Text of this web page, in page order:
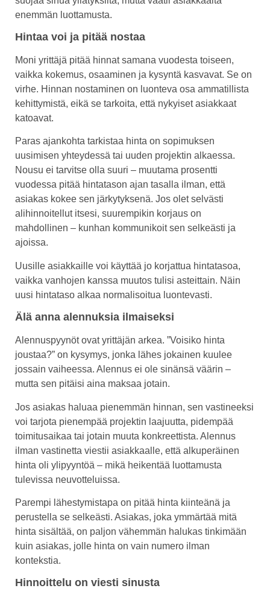
enemmän luottamusta.
Hintaa voi ja pitää nostaa
Moni yrittäjä pitää hinnat samana vuodesta toiseen,
vaikka kokemus, osaaminen ja kysyntä kasvavat. Se on
virhe. Hinnan nostaminen on luonteva osa ammatillista
kehittymistä, eikä se tarkoita, että nykyiset asiakkaat
katoavat.
Paras ajankohta tarkistaa hinta on sopimuksen
uusimisen yhteydessä tai uuden projektin alkaessa.
Nousu ei tarvitse olla suuri – muutama prosentti
vuodessa pitää hintatason ajan tasalla ilman, että
asiakas kokee sen järkytyksenä. Jos olet selvästi
alihinnoitellut itsesi, suurempikin korjaus on
mahdollinen – kunhan kommunikoit sen selkeästi ja
ajoissa.
Uusille asiakkaille voi käyttää jo korjattua hintatasoa,
vaikka vanhojen kanssa muutos tulisi asteittain. Näin
uusi hintataso alkaa normalisoitua luontevasti.
Älä anna alennuksia ilmaiseksi
Alennuspyynöt ovat yrittäjän arkea. ”Voisiko hinta
joustaa?” on kysymys, jonka lähes jokainen kuulee
jossain vaiheessa. Alennus ei ole sinänsä väärin –
mutta sen pitäisi aina maksaa jotain.
Jos asiakas haluaa pienemmän hinnan, sen vastineeksi
voi tarjota pienempää projektin laajuutta, pidempää
toimitusaikaa tai jotain muuta konkreettista. Alennus
ilman vastinetta viestii asiakkaalle, että alkuperäinen
hinta oli ylipyyntöä – mikä heikentää luottamusta
tulevissa neuvotteluissa.
Parempi lähestymistapa on pitää hinta kiinteänä ja
perustella se selkeästi. Asiakas, joka ymmärtää mitä
hinta sisältää, on paljon vähemmän halukas tinkimään
kuin asiakas, jolle hinta on vain numero ilman
kontekstia.
Hinnoittelu on viesti sinusta